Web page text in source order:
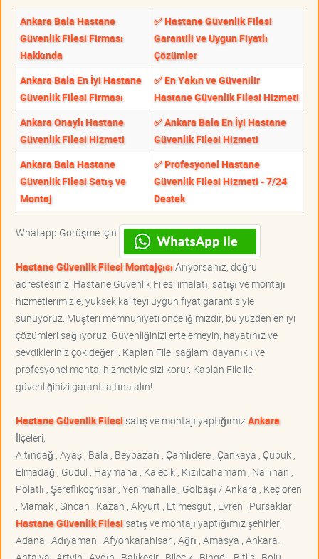
Ankara Bala Hastane
Güvenlik Filesi Firması
Hakkında
✅ Hastane Güvenlik Filesi
Garantili ve Uygun Fiyatlı
Çözümler
Ankara Bala En İyi Hastane
Güvenlik Filesi Firması
✅ En Yakın ve Güvenilir
Hastane Güvenlik Filesi Hizmeti
Ankara Onaylı Hastane
Güvenlik Filesi Hizmeti
✅ Ankara Bala En İyi Hastane
Güvenlik Filesi Hizmeti
Ankara Bala Hastane
Güvenlik Filesi Satış ve
Montaj
✅ Profesyonel Hastane
Güvenlik Filesi Hizmeti - 7/24
Destek
Whatapp Görüşme için
Hastane Güvenlik Filesi MontajçısıArıyorsanız, doğru
adrestesiniz! Hastane Güvenlik Filesi imalatı, satışı ve montajı
hizmetlerimizle, yüksek kaliteyi uygun fiyat garantisiyle
sunuyoruz. Müşteri memnuniyeti önceliğimizdir, bu yüzden en iyi
çözümleri sağlıyoruz. Güvenliğinizi ertelemeyin, hayatınız ve
sevdikleriniz çok değerli. Kaplan File, sağlam, dayanıklı ve
profesyonel montaj hizmetiyle sizi korur. Kaplan File ile
güvenliğinizi garanti altına alın!
Hastane Güvenlik Filesisatış ve montajı yaptığımızAnkara
İlçeleri;
Altındağ , Ayaş , Bala , Beypazarı , Çamlıdere , Çankaya , Çubuk ,
Elmadağ , Güdül , Haymana , Kalecik , Kızılcahamam , Nallıhan ,
Polatlı , Şereflikoçhisar , Yenimahalle , Gölbaşı / Ankara , Keçiören
, Mamak , Sincan , Kazan , Akyurt , Etimesgut , Evren , Pursaklar
Hastane Güvenlik Filesisatış ve montajı yaptığımız şehirler;
Adana , Adıyaman , Afyonkarahisar , Ağrı , Amasya , Ankara ,